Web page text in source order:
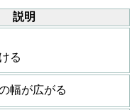
説明
る
幅が広がる